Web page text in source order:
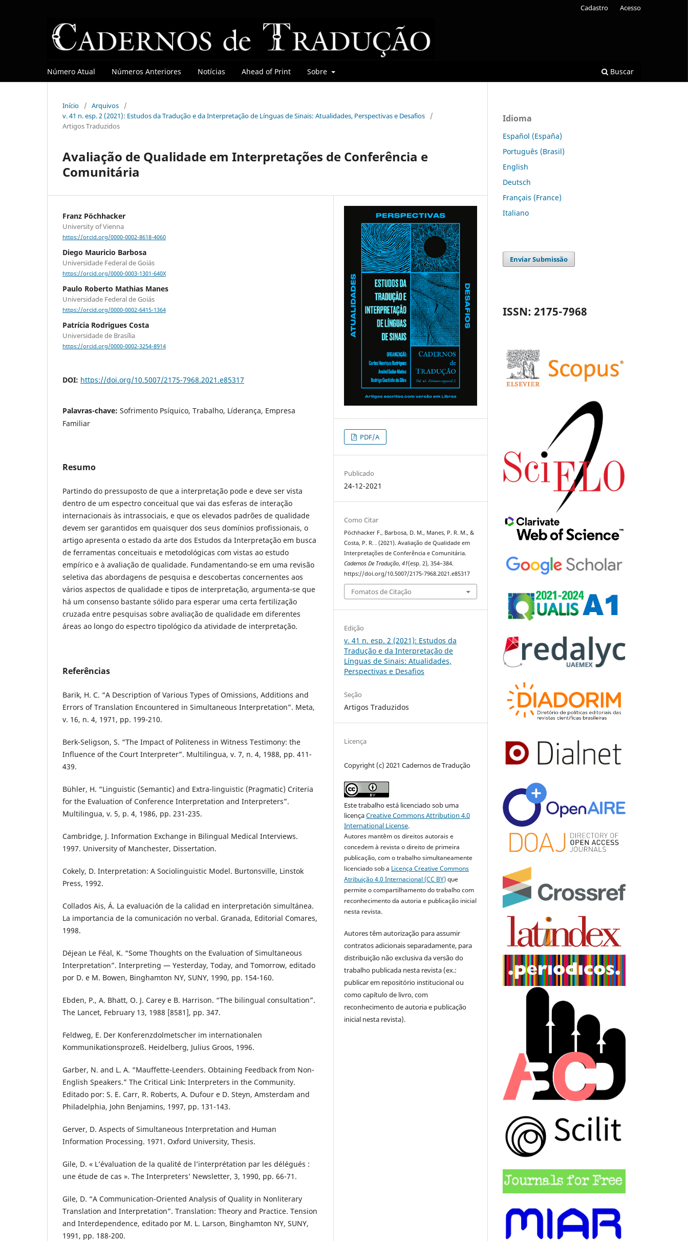
Número Atual Números Anteriores Notícias Ahead of Print Sobre Buscar
Cadastro Acesso
Início / Arquivos
/
v. 41 n. esp. 2 (2021): Estudos da Tradução e da Interpretação de Línguas de Sinais: Atualidades, Perspectivas e Desafios
/
Artigos Traduzidos
Avaliação de Qualidade em Interpretações de Conferência e
Comunitária
Franz Pöchhacker
University of Vienna
https://orcid.org/0000-0002-8618-4060
Diego Mauricio Barbosa
Universidade Federal de Goiás
https://orcid.org/0000-0003-1301-640X
Paulo Roberto Mathias Manes
Universidade Federal de Goiás
https://orcid.org/0000-0002-6415-1364
Patrícia Rodrigues Costa
Universidade de Brasília
https://orcid.org/0000-0002-3254-8914
DOI: https://doi.org/10.5007/2175-7968.2021.e85317
Palavras-chave: Sofrimento Psíquico, Trabalho, Líderança, Empresa
Familiar
Resumo
Partindo do pressuposto de que a interpretação pode e deve ser vista
dentro de um espectro conceitual que vai das esferas de interação
internacionais às intrassociais, e que os elevados padrões de qualidade
devem ser garantidos em quaisquer dos seus domínios profissionais, o
artigo apresenta o estado da arte dos Estudos da Interpretação em busca
de ferramentas conceituais e metodológicas com vistas ao estudo
empírico e à avaliação de qualidade. Fundamentando-se em uma revisão
seletiva das abordagens de pesquisa e descobertas concernentes aos
vários aspectos de qualidade e tipos de interpretação, argumenta-se que
há um consenso bastante sólido para esperar uma certa fertilização
cruzada entre pesquisas sobre avaliação de qualidade em diferentes
áreas ao longo do espectro tipológico da atividade de interpretação.
Referências
Barik, H. C. “A Description of Various Types of Omissions, Additions and
Errors of Translation Encountered in Simultaneous Interpretation”. Meta,
v. 16, n. 4, 1971, pp. 199-210.
Berk-Seligson, S. “The Impact of Politeness in Witness Testimony: the
Influence of the Court Interpreter”. Multilingua, v. 7, n. 4, 1988, pp. 411-
439.
Bühler, H. “Linguistic (Semantic) and Extra-linguistic (Pragmatic) Criteria
for the Evaluation of Conference Interpretation and Interpreters”.
Multilingua, v. 5, p. 4, 1986, pp. 231-235.
Cambridge, J. Information Exchange in Bilingual Medical Interviews.
1997. University of Manchester, Dissertation.
Cokely, D. Interpretation: A Sociolinguistic Model. Burtonsville, Linstok
Press, 1992.
Collados Ais, Á. La evaluación de la calidad en interpretación simultánea.
La importancia de la comunicación no verbal. Granada, Editorial Comares,
1998.
Déjean Le Féal, K. “Some Thoughts on the Evaluation of Simultaneous
Interpretation”. Interpreting — Yesterday, Today, and Tomorrow, editado
por D. e M. Bowen, Binghamton NY, SUNY, 1990, pp. 154-160.
Ebden, P., A. Bhatt, O. J. Carey e B. Harrison. “The bilingual consultation”.
The Lancet, February 13, 1988 [8581], pp. 347.
Feldweg, E. Der Konferenzdolmetscher im internationalen
Kommunikationsprozeß. Heidelberg, Julius Groos, 1996.
Garber, N. and L. A. “Mauffette-Leenders. Obtaining Feedback from Non-
English Speakers.” The Critical Link: Interpreters in the Community.
Editado por: S. E. Carr, R. Roberts, A. Dufour e D. Steyn, Amsterdam and
Philadelphia, John Benjamins, 1997, pp. 131-143.
Gerver, D. Aspects of Simultaneous Interpretation and Human
Information Processing. 1971. Oxford University, Thesis.
Gile, D. « L’évaluation de la qualité de l’interprétation par les délégués :
une étude de cas ». The Interpreters’ Newsletter, 3, 1990, pp. 66-71.
Gile, D. “A Communication-Oriented Analysis of Quality in Nonliterary
Translation and Interpretation”. Translation: Theory and Practice. Tension
and Interdependence, editado por M. L. Larson, Binghamton NY, SUNY,
1991, pp. 188-200.
PDF/A
Publicado
24-12-2021
Como Citar
Pöchhacker F., Barbosa, D. M., Manes, P. R. M., &
Costa, P. R. . (2021). Avaliação de Qualidade em
Interpretações de Conferência e Comunitária.
Cadernos De Tradução,41(esp. 2), 354–384.
https://doi.org/10.5007/2175-7968.2021.e85317
Fomatos de Citação
Edição
v. 41 n. esp. 2 (2021): Estudos da
Tradução e da Interpretação de
Línguas de Sinais: Atualidades,
Perspectivas e Desafios
Seção
Artigos Traduzidos
Licença
Copyright (c) 2021 Cadernos de Tradução
Este trabalho está licenciado sob uma
licençaCreative Commons Attribution 4.0
International License.
Autores mantêm os direitos autorais e
concedem à revista o direito de primeira
publicação, com o trabalho simultaneamente
licenciado sob a Licença Creative Commons
Atribuição 4.0 Internacional (CC BY)que
permite o compartilhamento do trabalho com
reconhecimento da autoria e publicação inicial
nesta revista.
Autores têm autorização para assumir
contratos adicionais separadamente, para
distribuição não exclusiva da versão do
trabalho publicada nesta revista (ex.:
publicar em repositório institucional ou
como capítulo de livro, com
reconhecimento de autoria e publicação
inicial nesta revista).
Idioma
Español (España)
Português (Brasil)
English
Deutsch
Français (France)
Italiano
Enviar Submissão
ISSN: 2175-7968